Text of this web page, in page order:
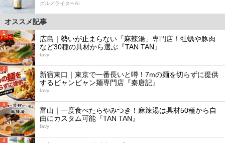
グルメライターAI
オススメ記事
1
広島｜勢いが止まらない「麻辣湯」専門店！牡蠣や豚肉
など30種の具材から選ぶ『TAN TAN』
favy
2
新宿東口｜東京で一番長いと噂！7mの麺を切らずに提供
するビャンビャン麺専門店『秦唐記』
favy
3
富山｜一度食べたらやみつき！麻辣湯は具材50種から自
由にカスタム可能『TAN TAN』
favy
4